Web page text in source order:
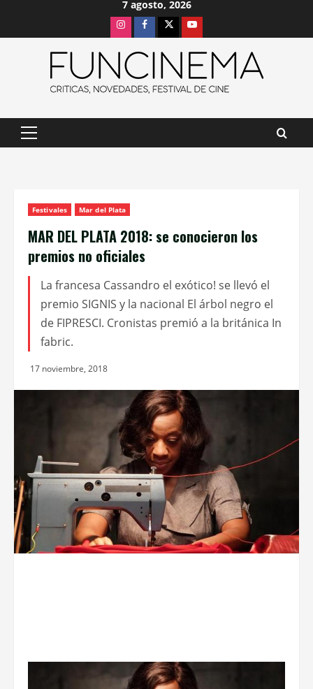
7 agosto, 2026
InstagramFacebook
X Youtube
Menú
Festivales Mar del Plata
MAR DEL PLATA 2018: se conocieron los
premios no oficiales
La francesa Cassandro el exótico! se llevó el
premio SIGNIS y la nacional El árbol negro el
de FIPRESCI. Cronistas premió a la británica In
fabric.
17 noviembre, 2018